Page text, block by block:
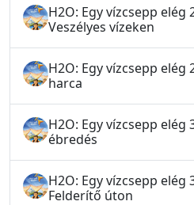
H2O: Egy vízcsepp elég
Veszélyes vízeken
H2O: Egy vízcsepp elég
harca
H2O: Egy vízcsepp elég
ébredés
H2O: Egy vízcsepp elég
Felderítő úton